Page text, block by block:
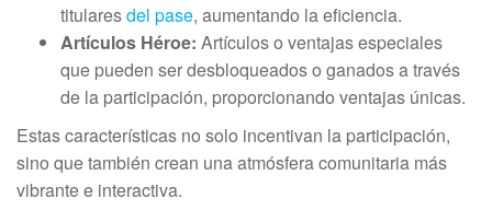
titularesdel pase, aumentando la eficiencia.
Artículos Héroe: Artículos o ventajas especiales
que pueden ser desbloqueados o ganados a través
de la participación, proporcionando ventajas únicas.
Estas características no solo incentivan la participación,
sino que también crean una atmósfera comunitaria más
vibrante e interactiva.